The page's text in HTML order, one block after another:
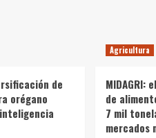
de
orégano
Agricultura
MIDAGRI:
de
7 mil
mercados